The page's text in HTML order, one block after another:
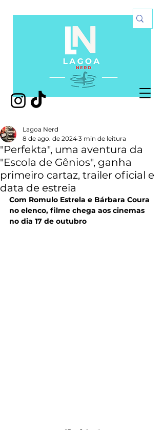
"Perfekta", uma aventura da
"Escola de Gênios", ganha
primeiro cartaz, trailer oficial e
data de estreia
Lagoa Nerd
8 de ago. de 2024 3 min de leitura
Com Romulo Estrela e Bárbara Coura
no elenco, filme chega aos cinemas
no dia 17 de outubro